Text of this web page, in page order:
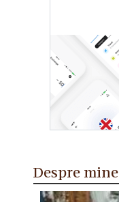
Despre mine